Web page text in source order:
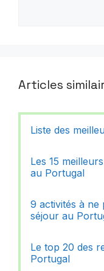
Articles
Liste des
Les 15
au Portugal
9 activités à ne
séjour au
Le top 20 des
Portugal